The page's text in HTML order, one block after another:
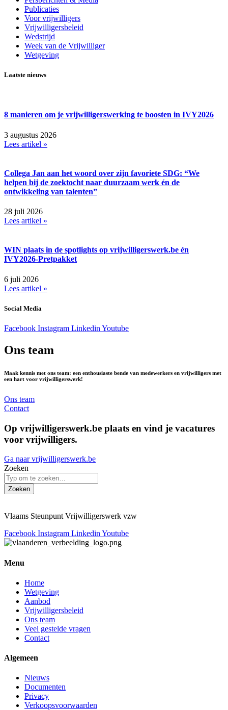
Publicaties
Voor vrijwilligers
Vrijwilligersbeleid
Wedstrijd
Week van de Vrijwilliger
Wetgeving
Laatste nieuws
8 manieren om je vrijwilligerswerking te boosten in IVY2026
3 augustus 2026
Lees artikel »
Collega Jan aan het woord over zijn favoriete SDG: “We
helpen bij de zoektocht naar duurzaam werk én de
ontwikkeling van talenten”
28 juli 2026
Lees artikel »
WIN plaats in de spotlights op vrijwilligerswerk.be én
IVY2026-Pretpakket
6 juli 2026
Lees artikel »
Social Media
Facebook Instagram Linkedin Youtube
Ons team
Maak kennis met ons team: een enthousiaste bende van medewerkers en vrijwilligers met
een hart voor vrijwilligerswerk!
Ons team
Contact
Op vrijwilligerswerk.be plaats en vind je vacatures
voor vrijwilligers.
Ga naar vrijwilligerswerk.be
Zoeken
Zoeken
Vlaams Steunpunt Vrijwilligerswerk vzw
Facebook Instagram Linkedin Youtube
Menu
Home
Wetgeving
Aanbod
Vrijwilligersbeleid
Ons team
Veel gestelde vragen
Contact
Algemeen
Nieuws
Documenten
Privacy
Verkoopsvoorwaarden